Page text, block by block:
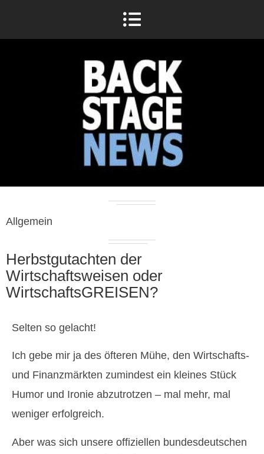
Allgemein
Herbstgutachten der
Wirtschaftsweisen oder
WirtschaftsGREISEN?
Selten so gelacht!
Ich gebe mir ja des öfteren Mühe, den Wirtschafts-
und Finanzmärkten zumindest ein kleines Stück
Humor und Ironie abzutrotzen – mal mehr, mal
weniger erfolgreich.
Aber was sich unsere offiziellen bundesdeutschen